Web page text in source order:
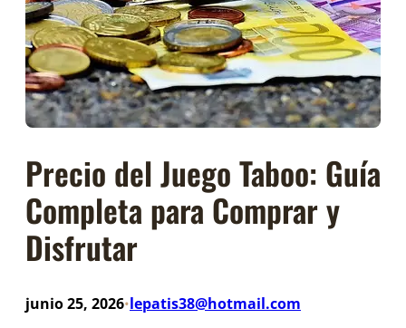
Precio del Juego Taboo: Guía
Completa para Comprar y
Disfrutar
junio 25, 2026•lepatis38@hotmail.com